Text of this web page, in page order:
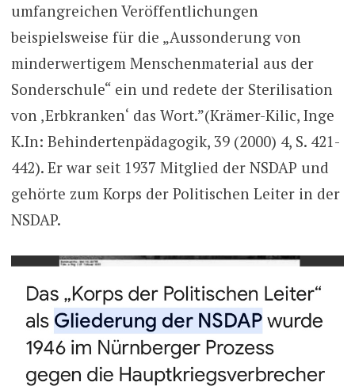
umfangreichen Veröffentlichungen
beispielsweise für die „Aussonderung von
minderwertigem Menschenmaterial aus der
Sonderschule“ ein und redete der Sterilisation
von ‚Erbkranken‘ das Wort.”(Krämer-Kilic, Inge
K.In: Behindertenpädagogik, 39 (2000) 4, S. 421-
442). Er war seit 1937 Mitglied der NSDAP und
gehörte zum Korps der Politischen Leiter in der
NSDAP.